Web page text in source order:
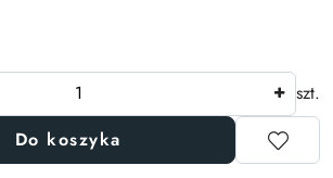
szt.
Do koszyka